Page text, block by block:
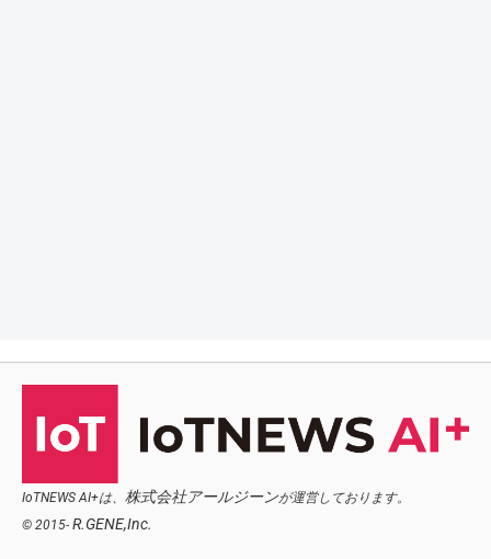
IoTNEWS AI+は、 株式会社アールジーンが運営しております。
© 2015- R.GENE,Inc.